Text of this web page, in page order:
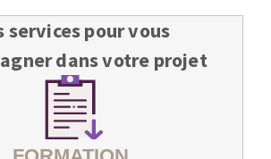
services pour vous
dans votre projet